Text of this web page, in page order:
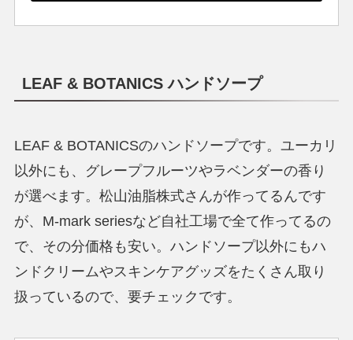
LEAF & BOTANICS ハンドソープ
LEAF & BOTANICSのハンドソープです。ユーカリ
以外にも、グレープフルーツやラベンダーの香り
が選べます。松山油脂株式さんが作ってるんです
が、M-mark seriesなど自社工場で全て作ってるの
で、その分価格も安い。ハンドソープ以外にもハ
ンドクリームやスキンケアグッズをたくさん取り
扱っているので、要チェックです。